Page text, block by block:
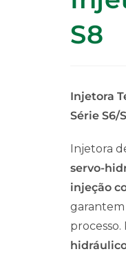
S8
Injetora
Série S6/
Injetora
servo-
injeção
garantem
processo.